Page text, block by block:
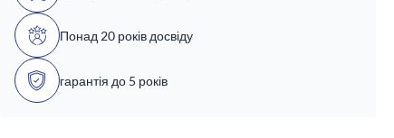
Понад 20 років досвіду
гарантія до 5 років